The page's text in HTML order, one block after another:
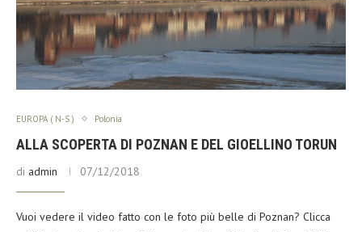
EUROPA ( N-S ) Polonia
ALLA SCOPERTA DI POZNAN E DEL GIOELLINO TORUN
di admin 07/12/2018
Vuoi vedere il video fatto con le foto più belle di Poznan? Clicca